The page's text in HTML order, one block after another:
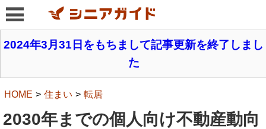
2024年3月31日をもちまして記事更新を終了しまし
た
HOME 住まい 転居
2030年までの個人向け不動産動向